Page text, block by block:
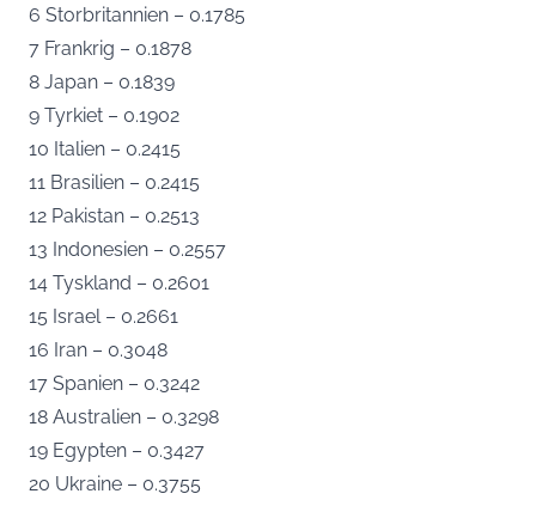
6 Storbritannien – 0.1785
7 Frankrig – 0.1878
8 Japan – 0.1839
9 Tyrkiet – 0.1902
10 Italien – 0.2415
11 Brasilien – 0.2415
12 Pakistan – 0.2513
13 Indonesien – 0.2557
14 Tyskland – 0.2601
15 Israel – 0.2661
16 Iran – 0.3048
17 Spanien – 0.3242
18 Australien – 0.3298
19 Egypten – 0.3427
20 Ukraine – 0.3755